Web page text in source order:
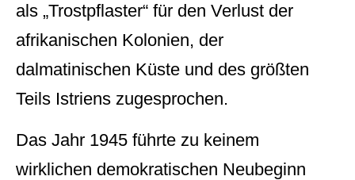
als „Trostpflaster“ für den Verlust der
afrikanischen Kolonien, der
dalmatinischen Küste und des größten
Teils Istriens zugesprochen.
Das Jahr 1945 führte zu keinem
wirklichen demokratischen Neubeginn